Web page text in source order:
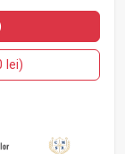
lei)